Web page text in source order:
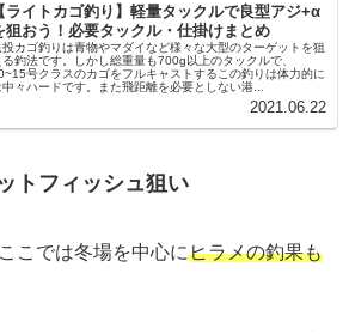
【ライトカゴ釣り】軽量タックルで良型アジ+α
狙おう！必要タックル・仕掛けまとめ
投カゴ釣りは青物やマダイなど様々な大型のターゲットを狙
る釣法です。しかし総重量も700g以上のタックルで、
号クラスのカゴをフルキャストするこの釣りは体力的に
中々ハードです。また飛距離を必要としない港...
2021.06.22
トフィッシュ狙い
こでは冬場を中心にヒラメの釣果も